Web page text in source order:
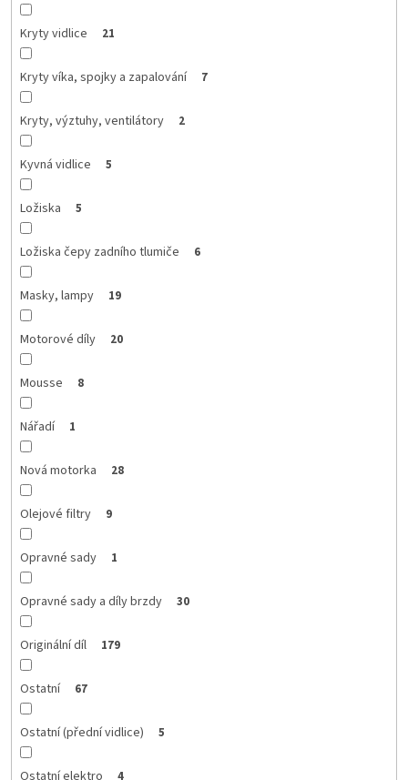
Kryty vidlice 21
Kryty víka, spojky a zapalování 7
Kryty, výztuhy, ventilátory 2
Kyvná vidlice 5
Ložiska 5
Ložiska čepy zadního tlumiče 6
Masky, lampy 19
Motorové díly 20
Mousse 8
Nářadí 1
Nová motorka 28
Olejové filtry 9
Opravné sady 1
Opravné sady a díly brzdy 30
Originální díl 179
Ostatní 67
Ostatní (přední vidlice) 5
Ostatní elektro 4